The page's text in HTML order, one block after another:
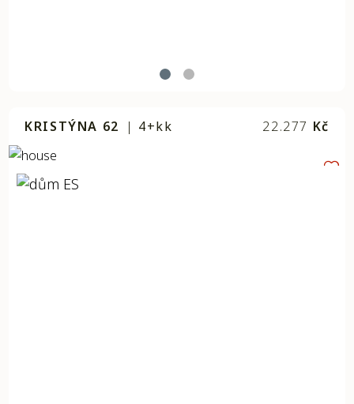
KRISTÝNA 62 | 4+kk 22.277 Kč